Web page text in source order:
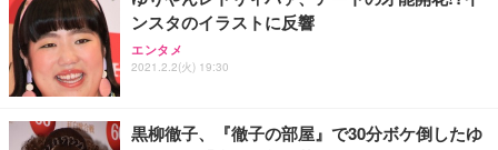
Sezlife オフィスチェア デスクチェア 疲れない テレ
ワーク チェア 強化バックレスト 30度ロッキング機
能 人間工学 椅子 腰サポート 90度跳ね上げ式アーム
務用 おしゃれ パソコンチェア (ホワイト)
【整備済み品】Dell E2724HS 27インチ 液晶モニタ
ー フルHD（1920×1080）VA 非光沢 HDMI/DisplayP
ort/VGA スピーカー内蔵 高さ調整 スイベル VESA対
Smart Basic(スマートベーシック) 【Amazon.co.jp
限定】 Smart Basic アイリスオーヤマ ペットシーツ
超厚型 お徳用 ワイド 100枚入 (x 1) (ケース販売)
ンスタのイラストに反響
エンタメ
2021.2.2(火) 19:30
黒柳徹子、『徹子の部屋』で30分ボケ倒したゆ